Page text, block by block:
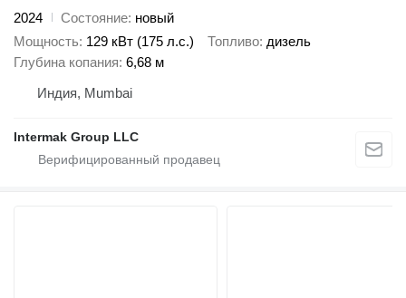
2024
Состояние новый
Мощность 129 кВт (175 л.с.) Топливо дизель
Глубина копания 6,68 м
Индия, Mumbai
Intermak Group LLC